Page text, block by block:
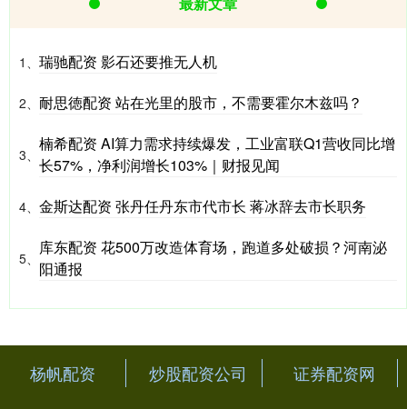
1、 瑞驰配资 影石还要推无人机
2、 耐思徳配资 站在光里的股市，不需要霍尔木兹吗？
3、
楠希配资 AI算力需求持续爆发，工业富联Q1营收同比增
长57%，净利润增长103%｜财报见闻
4、 金斯达配资 张丹任丹东市代市长 蒋冰辞去市长职务
5、
库东配资 花500万改造体育场，跑道多处破损？河南泌
阳通报
杨帆配资 炒股配资公司 证券配资网